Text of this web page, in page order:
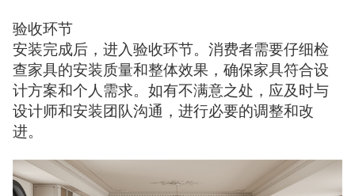
验收环节
安装完成后，进入验收环节。消费者需要仔细检
查家具的安装质量和整体效果，确保家具符合设
计方案和个人需求。如有不满意之处，应及时与
设计师和安装团队沟通，进行必要的调整和改
进。